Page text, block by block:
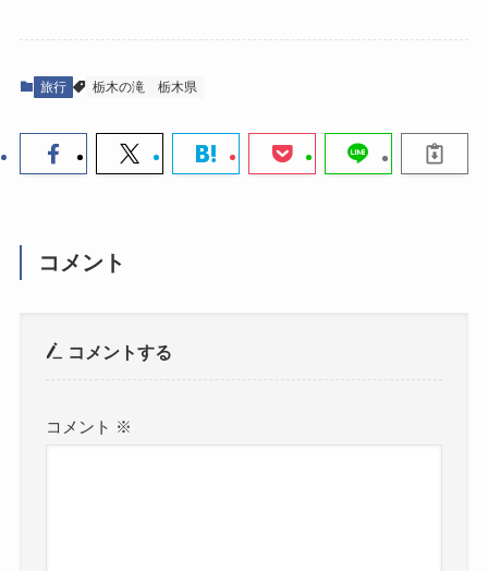
旅行 栃木の滝 栃木県
コメント
コメントする
コメント ※